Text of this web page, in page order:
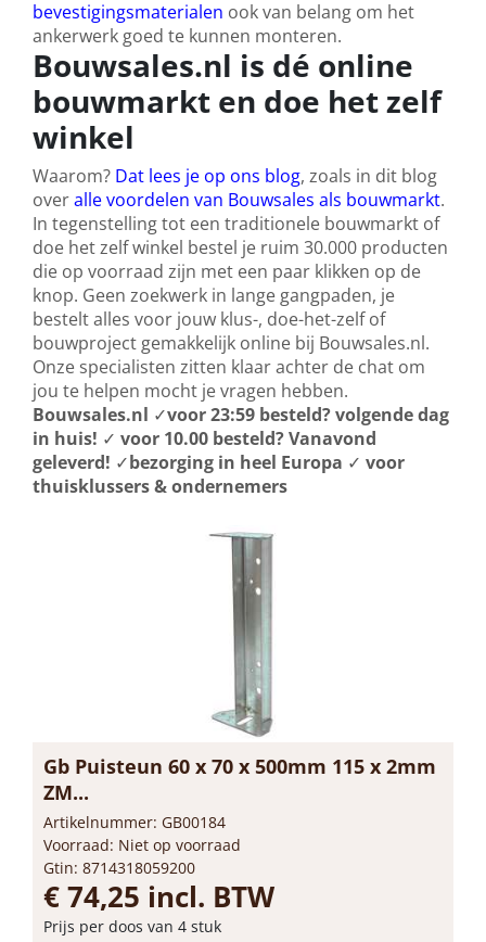
bevestigingsmaterialen ook van belang om het
ankerwerk goed te kunnen monteren.
Bouwsales.nl is dé online
bouwmarkt en doe het zelf
winkel
Waarom? Dat lees je op ons blog, zoals in dit blog
overalle voordelen van Bouwsales als bouwmarkt.
In tegenstelling tot een traditionele bouwmarkt of
doe het zelf winkel bestel je ruim 30.000 producten
die op voorraad zijn met een paar klikken op de
knop. Geen zoekwerk in lange gangpaden, je
bestelt alles voor jouw klus-, doe-het-zelf of
bouwproject gemakkelijk online bij Bouwsales.nl.
Onze specialisten zitten klaar achter de chat om
jou te helpen mocht je vragen hebben.
Bouwsales.nl ✓voor 23:59 besteld? volgende dag
in huis! ✓ voor 10.00 besteld? Vanavond
geleverd! ✓bezorging in heel Europa ✓ voor
thuisklussers & ondernemers
Gb Puisteun 60 x 70 x 500mm 115 x 2mm
ZM...
Artikelnummer: GB00184
Voorraad: Niet op voorraad
Gtin: 8714318059200
€ 74,25 incl. BTW
Prijs per doos van 4 stuk